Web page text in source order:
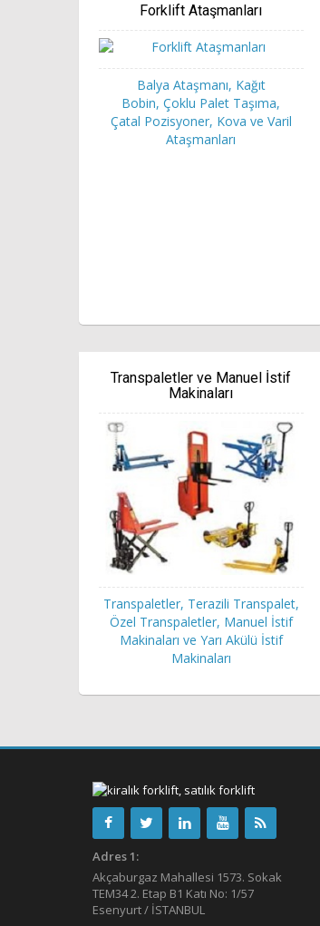
Forklift Ataşmanları
Balya Ataşmanı, Kağıt
Bobin, Çoklu Palet Taşıma,
Çatal Pozisyoner, Kova ve Varil
Ataşmanları
Transpaletler ve Manuel İstif
Makinaları
Transpaletler, Terazili Transpalet,
Özel Transpaletler, Manuel İstif
Makinaları ve Yarı Akülü İstif
Makinaları
Adres 1:
Akçaburgaz Mahallesi 1573. Sokak
TEM34 2. Etap B1 Katı No: 1/57
Esenyurt / İSTANBUL